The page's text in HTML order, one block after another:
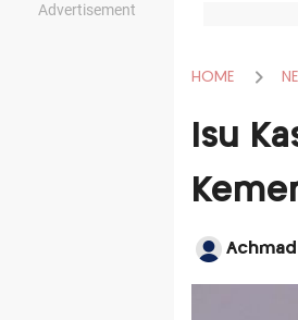
Advertisement
HOME
Isu